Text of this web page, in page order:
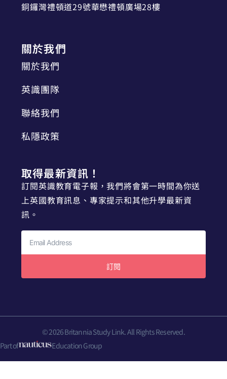
銅鑼灣禮頓道29號華懋禮頓廣場28樓
關於我們
關於我們
英識團隊
聯絡我們
私隱政策
取得最新資訊！
訂閱英識教育電子報，我們將會第一時間為你送
上英國教育訊息、專家提示和其他升學最新資
訊。
訂閱
© 2026 Britannia Study Link. All Rights Reserved.
Part of
Education Group